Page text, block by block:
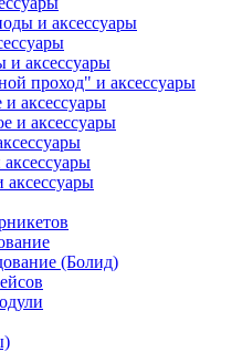
и аксессуары
и аксессуары
проход" и аксессуары
аксессуары
и аксессуары
(Болид)